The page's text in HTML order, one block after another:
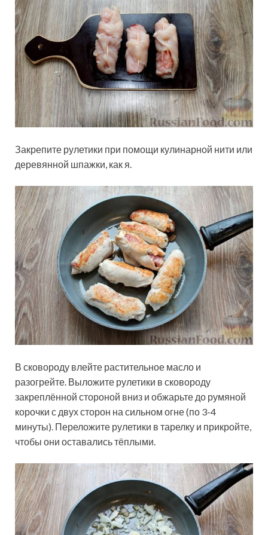
Закрепите рулетики при помощи кулинарной нити или
деревянной шпажки, как я.
В сковороду влейте растительное масло и
разогрейте. Выложите рулетики в сковороду
закреплённой стороной вниз и обжарьте до румяной
корочки с двух сторон на сильном огне (по 3-4
минуты). Переложите рулетики в тарелку и прикройте,
чтобы они оставались тёплыми.